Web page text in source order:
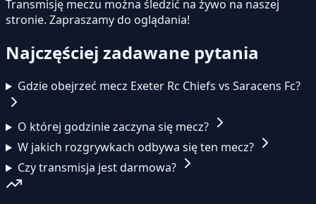
Transmisję meczu można śledzić na żywo na naszej
stronie. Zapraszamy do oglądania!
Najczęściej zadawane pytania
Gdzie obejrzeć mecz Exeter Rc Chiefs vs Saracens Fc?
O której godzinie zaczyna się mecz?
W jakich rozgrywkach odbywa się ten mecz?
Czy transmisja jest darmowa?